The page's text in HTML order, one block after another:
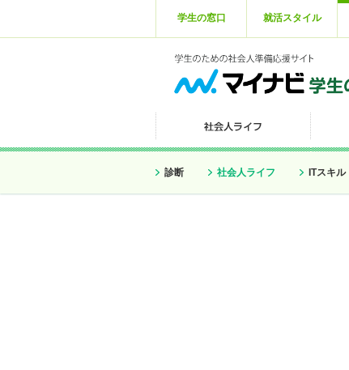
学生の窓口 就活スタイル
診断 社会人ライフ ITスキル